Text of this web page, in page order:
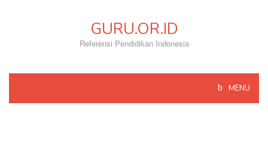
GURU.OR.ID
Referensi Pendidikan Indonesia
MENU